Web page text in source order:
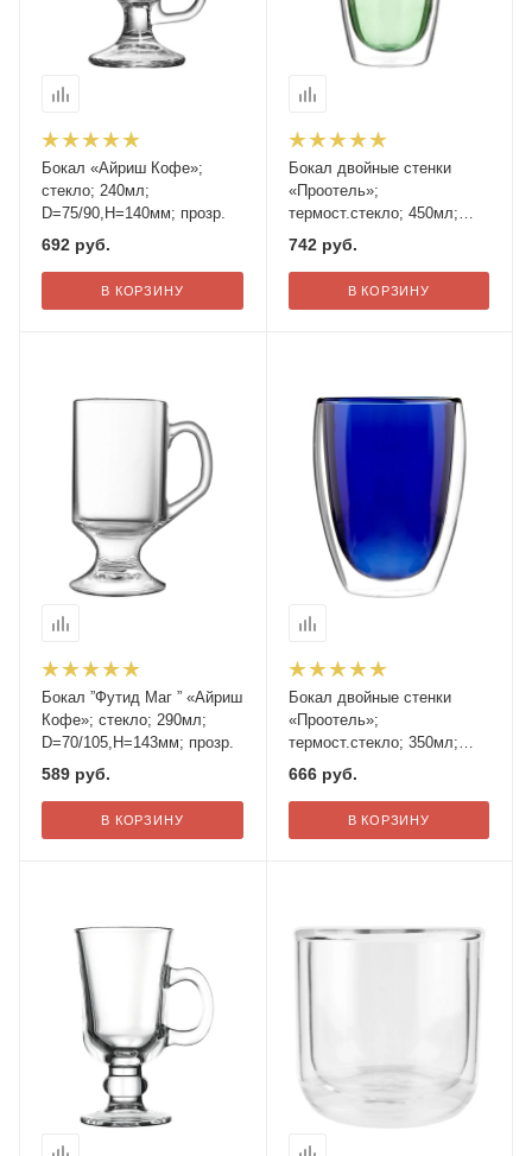
Бокал «Айриш Кофе»;
стекло; 240мл;
D=75/90,H=140мм; прозр.
692 руб.
В КОРЗИНУ
Бокал двойные стенки
«Проотель»;
термост.стекло; 450мл;
D=8см; зелен.
742руб.
В КОРЗИНУ
Бокал ”Футид Маг ” «Айриш
Кофе»; стекло; 290мл;
D=70/105,H=143мм; прозр.
589 руб.
В КОРЗИНУ
Бокал двойные стенки
«Проотель»;
термост.стекло; 350мл;
D=85мм; синий
666руб.
В КОРЗИНУ